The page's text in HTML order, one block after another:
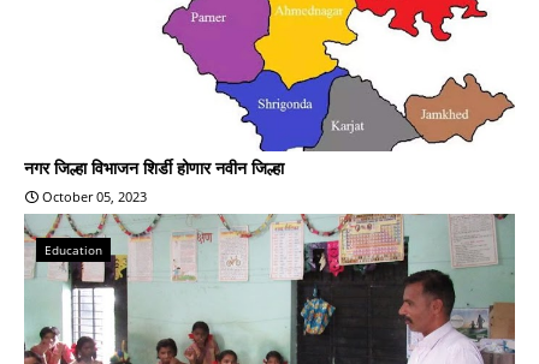
नगर जिल्हा विभाजन शिर्डी होणार नवीन जिल्हा
October 05, 2023
Education